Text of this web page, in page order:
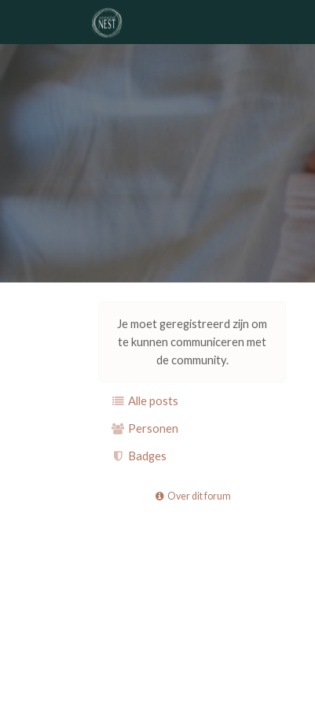
Overslaan naar inhoud
Je moet geregistreerd zijn om
te kunnen communiceren met
de community.
Alle posts
Personen
Badges
Over dit forum